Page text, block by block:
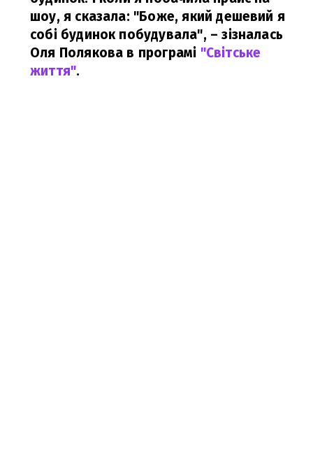
шоу, я сказала: "Боже, який дешевий я
собі будинок побудувала", – зізналась
Оля Полякова в програмі "Світське
життя".